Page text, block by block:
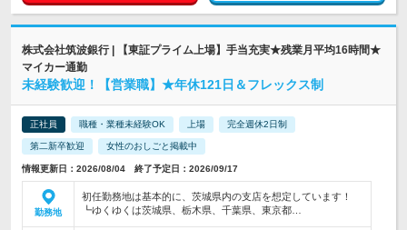
株式会社筑波銀行 | 【東証プライム上場】手当充実★残業月平均16時間★
マイカー通勤
未経験歓迎！【営業職】★年休121日＆フレックス制
正社員 職種・業種未経験OK 上場 完全週休2日制
第二新卒歓迎 女性のおしごと掲載中
情報更新日：2026/08/04 終了予定日：2026/09/17
勤務地
初任勤務地は基本的に、茨城県内の支店を想定しています！
┗ゆくゆくは茨城県、栃木県、千葉県、東京都…